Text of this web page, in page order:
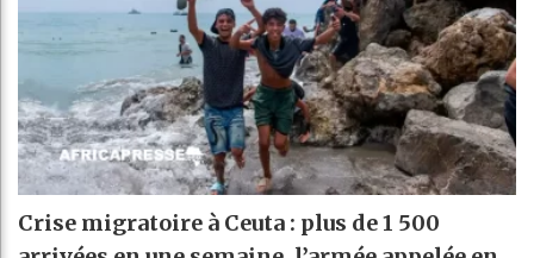
Crise migratoire à Ceuta : plus de 1 500